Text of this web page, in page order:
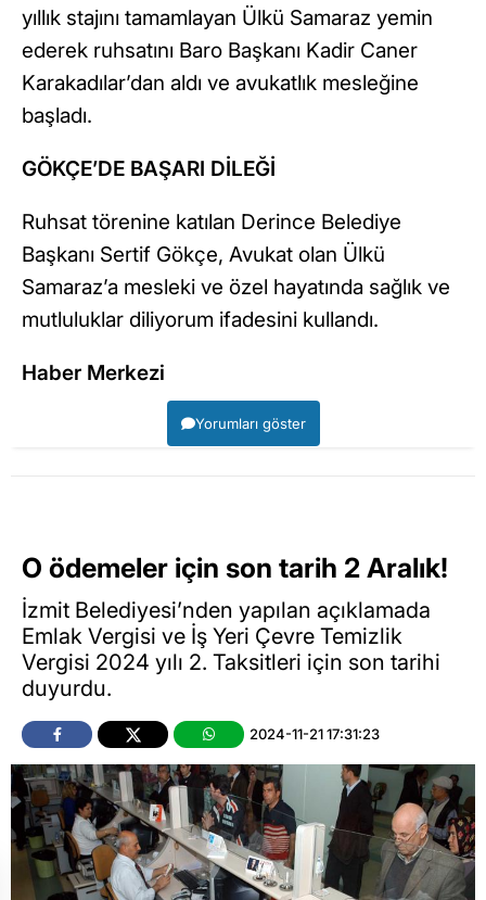
yıllık stajını tamamlayan Ülkü Samaraz yemin
ederek ruhsatını Baro Başkanı Kadir Caner
Karakadılar’dan aldı ve avukatlık mesleğine
başladı.
GÖKÇE’DE BAŞARI DİLEĞİ
Ruhsat törenine katılan Derince Belediye
Başkanı Sertif Gökçe, Avukat olan Ülkü
Samaraz’a mesleki ve özel hayatında sağlık ve
mutluluklar diliyorum ifadesini kullandı.
Haber Merkezi
Yorumları göster
O ödemeler için son tarih 2 Aralık!
İzmit Belediyesi’nden yapılan açıklamada
Emlak Vergisi ve İş Yeri Çevre Temizlik
Vergisi 2024 yılı 2. Taksitleri için son tarihi
duyurdu.
2024-11-21 17:31:23